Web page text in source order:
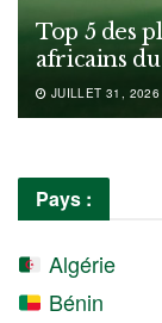
Top 5 des
africains
JUILLET 31, 2026
Pays :
Algérie
Bénin